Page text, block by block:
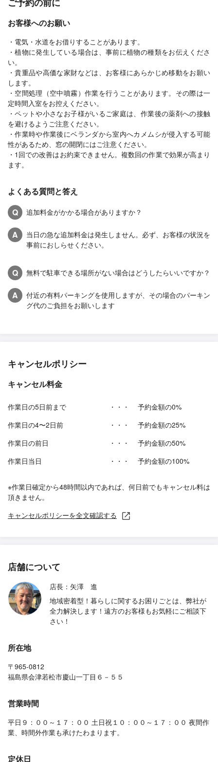
お客様へのお願い
・電気・水道をお借りすることがあります。
・植物に発生している場合は、事前に植物の種類をお伝えくださ
い。
・貴重品や高価な家財などは、お客様にあらかじめ移動をお願い
します。
・空間処理（空中噴霧）作業を行うことがあります。その際は一
定時間入室をお控えください。
・ペットや小さなお子様がいるご家庭は、作業後の薬剤への接触
を避けるようご注意ください。
・作業時や作業後にベランダから室内へカメムシが侵入する可能
性があるため、窓の開閉にはご注意ください。
・1回での改善はお約束できません。複数回の作業で効果が高まり
ます。
よくある質問と答え
Q
追加料金がかかる場合がありますか？
A
当日の急な追加料金は発生しません。必ず、お客様の状況を
事前におしらせください。
Q 無料で駐車できる場所がない場合はどうしたらいいですか？
A
付近の有料パーキングを使用しますが、その場合のパーキン
グ代のご負担をお願いします
キャンセルポリシー
キャンセル料金
作業日の5日前まで ・・・
予約金額の0%
作業日の4〜2日前
・・・
予約金額の25%
作業日の前日
・・・
予約金額の50%
作業日当日
・・・ 予約金額の100%
※作業日確定から48時間以内であれば、何日前でもキャンセル料は
頂きません。
キャンセルポリシーを全文確認する
店舗について
店長：矢澤 進
地域密着型！暮らしに関するお困りごとは、弊社が
全力解決します！遠方のお客様もお気軽にご相談下
さい！
所在地
〒965-0812
福島県会津若松市慶山一丁目６－５５
営業時間
平日９：００～１７：００ 土日祝１０：００～１７：００ 夜間作
業、時間外作業も承けたわまります。
定休日